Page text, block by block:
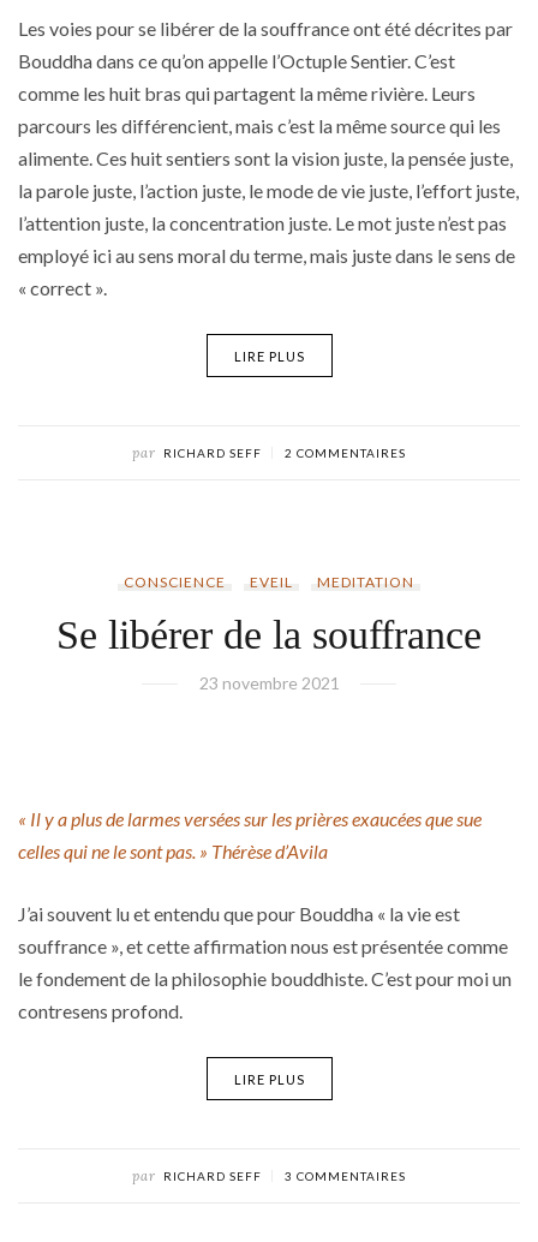
Les voies pour se libérer de la souffrance ont été décrites par
Bouddha dans ce qu’on appelle l’Octuple Sentier. C’est
comme les huit bras qui partagent la même rivière. Leurs
parcours les différencient, mais c’est la même source qui les
alimente. Ces huit sentiers sont la vision juste, la pensée juste,
la parole juste, l’action juste, le mode de vie juste, l’effort juste,
l’attention juste, la concentration juste. Le mot juste n’est pas
employé ici au sens moral du terme, mais juste dans le sens de
« correct ».
LIRE PLUS
par RICHARD SEFF 2 COMMENTAIRES
CONSCIENCE EVEIL MEDITATION
Se libérer de la souffrance
23 novembre 2021
« Il y a plus de larmes versées sur les prières exaucées que sue
celles qui ne le sont pas. » Thérèse d’Avila
J’ai souvent lu et entendu que pour Bouddha « la vie est
souffrance », et cette affirmation nous est présentée comme
le fondement de la philosophie bouddhiste. C’est pour moi un
contresens profond.
LIRE PLUS
par RICHARD SEFF 3 COMMENTAIRES